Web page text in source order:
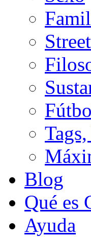
Blog
Qué es
Ayuda